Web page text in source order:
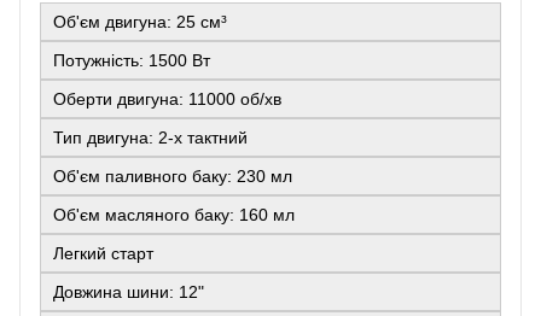
Об'єм двигуна: 25 см³
Потужність: 1500 Вт
Оберти двигуна: 11000 об/хв
Тип двигуна: 2-х тактний
Об'єм паливного баку: 230 мл
Об'єм масляного баку: 160 мл
Легкий старт
Довжина шини: 12"